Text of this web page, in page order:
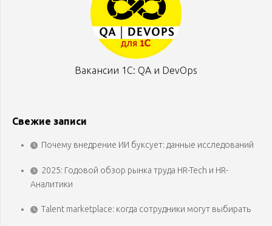
Вакансии 1С: QA и DevOps
Свежие записи
Почему внедрение ИИ буксует: данные исследований
2025: Годовой обзор рынка труда HR-Tech и HR-
Аналитики
Talent marketplace: когда сотрудники могут выбирать